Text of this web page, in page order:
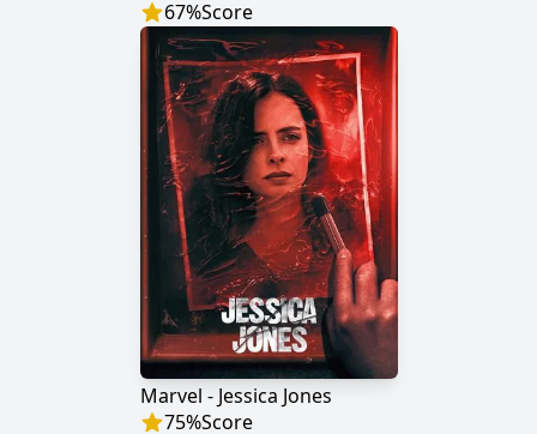
67%Score
Marvel - Jessica Jones
75%Score